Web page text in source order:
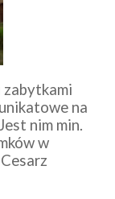
na
nim min.
w